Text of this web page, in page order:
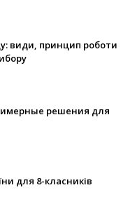
види, принцип роботи
решения для
для 8-класників